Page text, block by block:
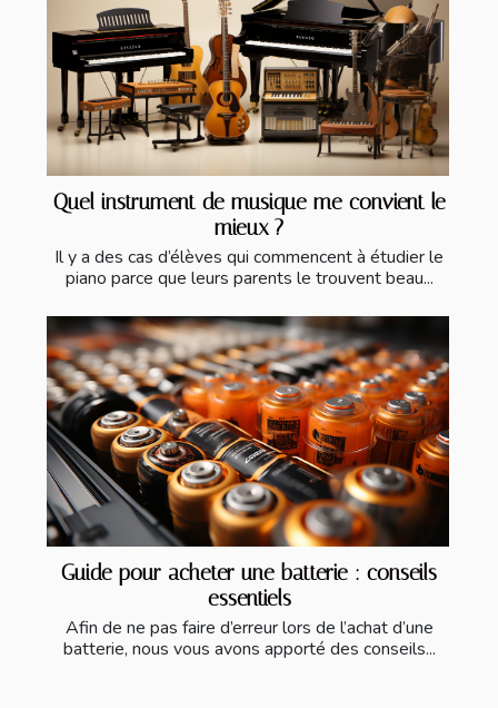
Quel instrument de musique me convient le
mieux ?
Il y a des cas d’élèves qui commencent à étudier le
piano parce que leurs parents le trouvent beau...
Guide pour acheter une batterie : conseils
essentiels
Afin de ne pas faire d’erreur lors de l’achat d’une
batterie, nous vous avons apporté des conseils...